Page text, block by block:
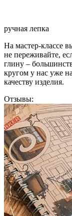
ручная лепка
На мастер-классе
не переживайте,
глину –
кругом у нас уже
качеству изделия.
Отзывы: